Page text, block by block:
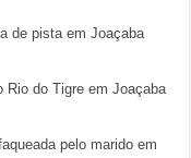
de pista em Joaçaba
Rio do Tigre em Joaçaba
pelo marido em